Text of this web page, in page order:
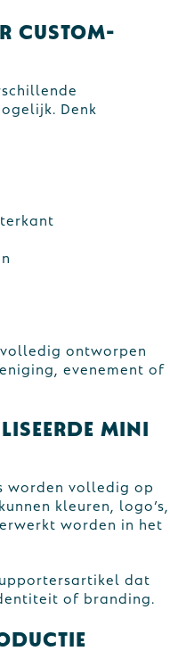
custom-
Denk
ontworpen
evenement of
mini
worden volledig op
kleuren, logo’s,
worden in het
dat
of branding.